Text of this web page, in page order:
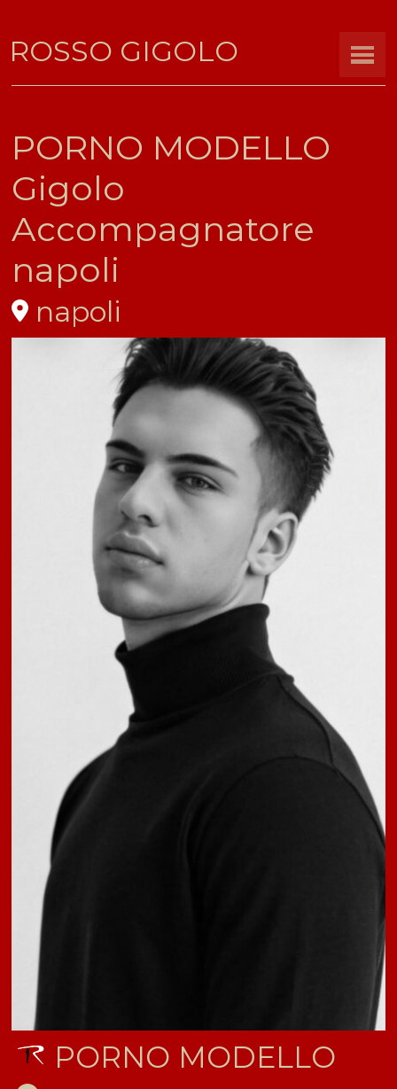
ROSSO GIGOLO
PORNO MODELLO
Gigolo
Accompagnatore
napoli
napoli
PORNO MODELLO